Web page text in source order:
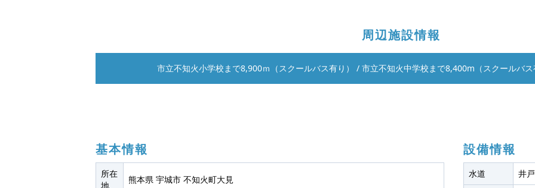
周辺施設情報
市立不知火小学校まで8,900ｍ（スクールバス有り） / 市立不知火中学校まで8,400m（スクールバス
基本情報
所在
地
熊本県 宇城市 不知火町大見
設備情報
水道
井戸